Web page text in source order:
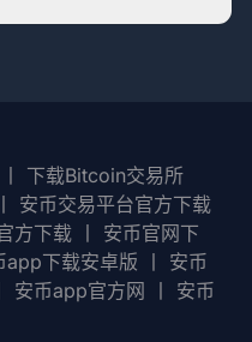
下载Bitcoin交易所
安币交易平台官方下载
方下载
安币官网下
app下载安卓版
安币
安币app官方网
安币